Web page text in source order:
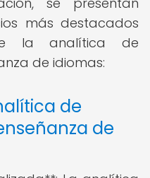
más destacados
la analítica de
de idiomas:
de
de